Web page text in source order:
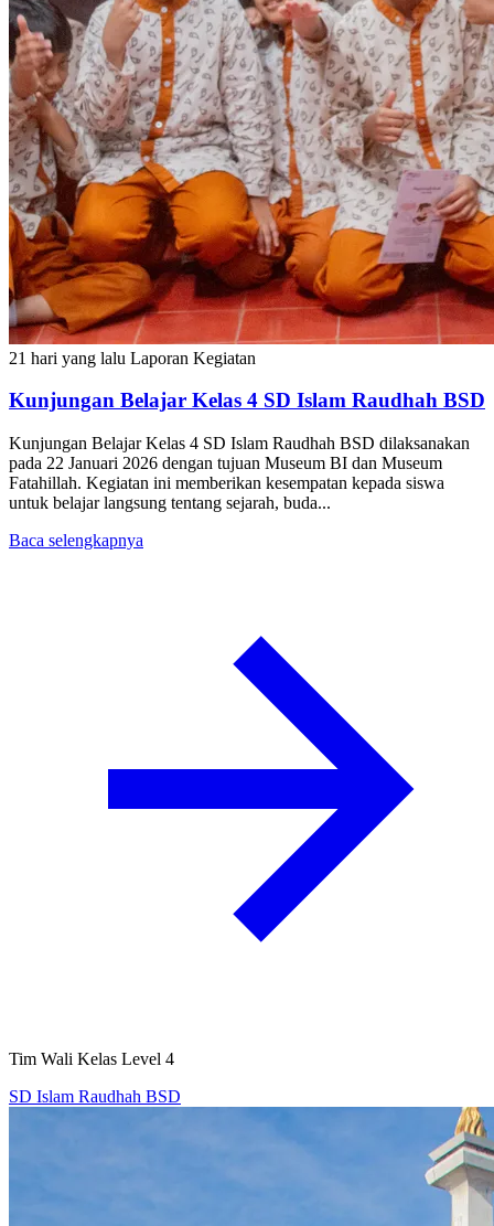
21 hari yang lalu Laporan Kegiatan
Kunjungan Belajar Kelas 4 SD Islam Raudhah BSD
Kunjungan Belajar Kelas 4 SD Islam Raudhah BSD dilaksanakan
pada 22 Januari 2026 dengan tujuan Museum BI dan Museum
Fatahillah. Kegiatan ini memberikan kesempatan kepada siswa
untuk belajar langsung tentang sejarah, buda...
Baca selengkapnya
Tim Wali Kelas Level 4
SD Islam Raudhah BSD